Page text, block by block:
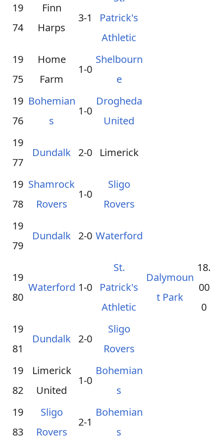
19
74
Finn
Harps
3-1
Patrick's
Athletic
19
75
Home
Farm
1-0
Shelbourn
e
19
76
Bohemian
s
1-0
Drogheda
United
19
77
Dundalk 2-0 Limerick
19
78
Shamrock
Rovers
1-0
Sligo
Rovers
19
79
Dundalk 2-0 Waterford
19
80
Waterford 1-0
St.
Patrick's
Athletic
Dalymoun
t Park
18.
00
0
19
81
Dundalk 2-0
Sligo
Rovers
19
82
Limerick
United
1-0
Bohemian
s
19
83
Sligo
Rovers
2-1
Bohemian
s